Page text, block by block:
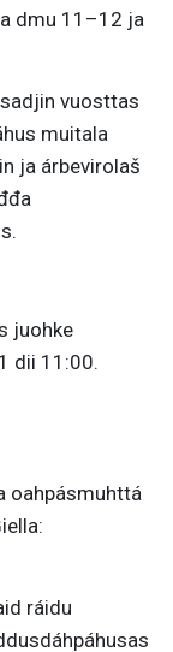
dmu 11–12 ja
vuosttas
muitala
ja árbevirolaš
juohke
dii 11:00.
oahpásmuhttá
ráidu